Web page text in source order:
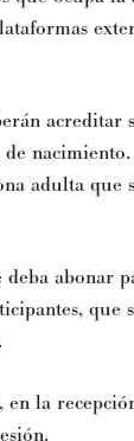
acreditar
nacimiento.
adulta que
deba abonar
que
.
en la